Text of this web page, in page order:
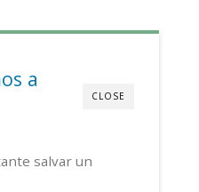
CLOSE
a
salvar un